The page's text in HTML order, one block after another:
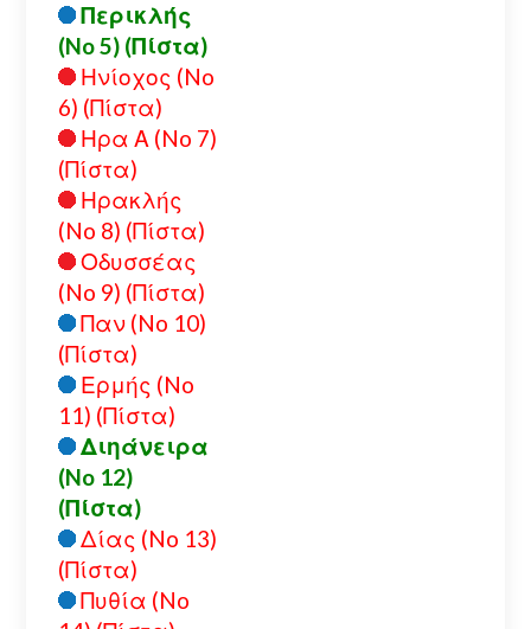
Περικλής
(No 5) (Πίστα)
Ηνίοχος (No
6) (Πίστα)
Ηρα Α (No 7)
(Πίστα)
Ηρακλής
(No 8) (Πίστα)
Οδυσσέας
(No 9) (Πίστα)
Παν (No 10)
(Πίστα)
Ερμής (No
11) (Πίστα)
Διηάνειρα
(No 12)
(Πίστα)
Δίας (No 13)
(Πίστα)
Πυθία (No